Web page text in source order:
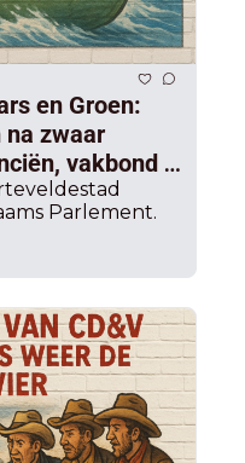
en Groen:
na zwaar
vakbond
Parlement.